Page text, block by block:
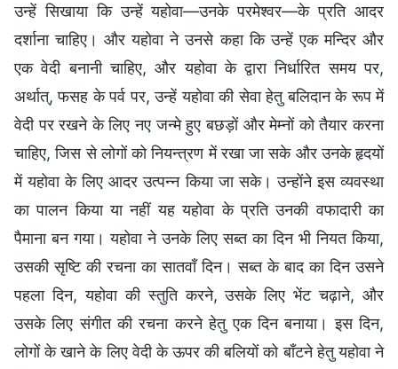
उन्हें सिखाया कि उन्हें यहोवा—उनके परमेश्वर—के प्रति आदर
दर्शाना चाहिए। और यहोवा ने उनसे कहा कि उन्हें एक मन्दिर और
एक वेदी बनानी चाहिए, और यहोवा के द्वारा निर्धारित समय पर,
अर्थात्, फसह के पर्व पर, उन्हें यहोवा की सेवा हेतु बलिदान के रूप में
वेदी पर रखने के लिए नए जन्मे हुए बछड़ों और मेम्नों को तैयार करना
चाहिए, जिस से लोगों को नियन्त्रण में रखा जा सके और उनके हृदयों
में यहोवा के लिए आदर उत्पन्न किया जा सके। उन्होंने इस व्यवस्था
का पालन किया या नहीं यह यहोवा के प्रति उनकी वफादारी का
पैमाना बन गया। यहोवा ने उनके लिए सब्त का दिन भी नियत किया,
उसकी सृष्टि की रचना का सातवाँ दिन। सब्त के बाद का दिन उसने
पहला दिन, यहोवा की स्तुति करने, उसके लिए भेंट चढ़ाने, और
उसके लिए संगीत की रचना करने हेतु एक दिन बनाया। इस दिन,
लोगों के खाने के लिए वेदी के ऊपर की बलियों को बाँटने हेतु यहोवा ने